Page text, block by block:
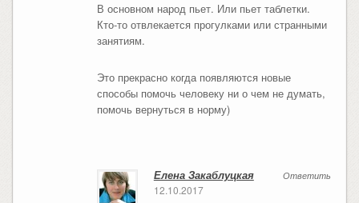
В основном народ пьет. Или пьет таблетки.
Кто-то отвлекается прогулками или странными
занятиям.
Это прекрасно когда появляются новые
способы помочь человеку ни о чем не думать,
помочь вернуться в норму)
Ответить
Елена Закаблуцкая
12.10.2017